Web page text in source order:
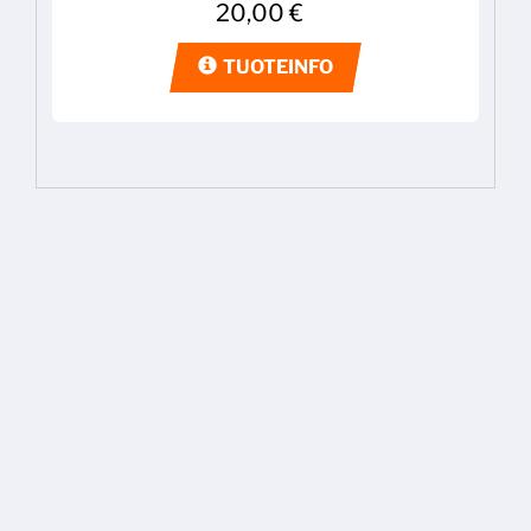
20,00€
TUOTEINFO